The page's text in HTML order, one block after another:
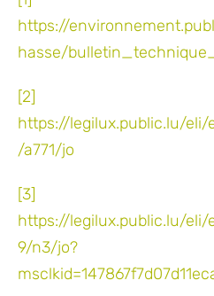
https://
hasse/
[2]
https://legilux.public.lu/
/a771/jo
[3]
https://legilux.public.lu/
9/n3/jo?